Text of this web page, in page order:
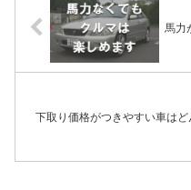
馬力
下取り価格がつきやすい車はど